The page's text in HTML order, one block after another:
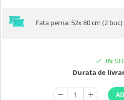
Fata perna: 52x 80 cm (2 buc)
IN
Durata de